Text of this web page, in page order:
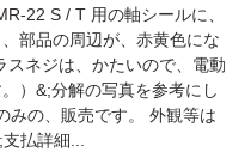
22 S / T 用の軸シールに、
部品の周辺が、赤黄色にな
スネジは、かたいので、電動
）&;分解の写真を参考にし
みの、販売です。 外観等は
払詳細...